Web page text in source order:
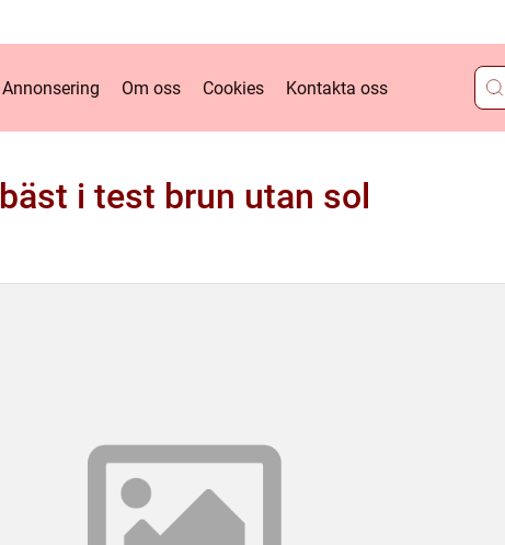
Annonsering Om oss Cookies Kontakta oss
bäst i test brun utan sol